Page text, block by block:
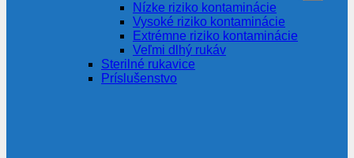
Nízke riziko kontaminácie
Vysoké riziko kontaminácie
Extrémne riziko kontaminácie
Veľmi dlhý rukáv
Sterilné rukavice
Príslušenstvo